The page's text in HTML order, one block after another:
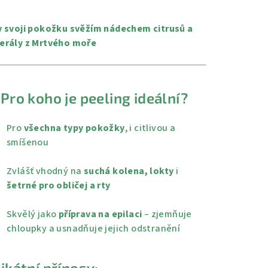
svoji pokožku svěžím nádechem citrusů a
z Mrtvého moře
Pro koho je peeling ideální?
Provšechna typy pokožky, i citlivou a
smíšenou
Zvlášť vhodný na suchá kolena, lokty i
šetrné pro obličej a rty
Skvělý jako příprava na epilaci – zjemňuje
chloupky a usnadňuje jejich odstranění